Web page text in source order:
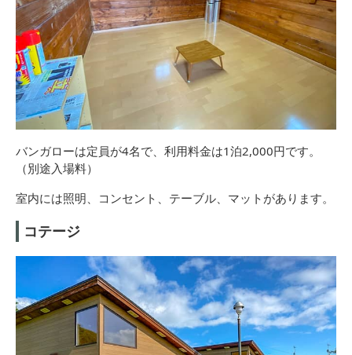
バンガローは定員が4名で、利用料金は1泊2,000円です。
（別途入場料）
室内には照明、コンセント、テーブル、マットがあります。
コテージ